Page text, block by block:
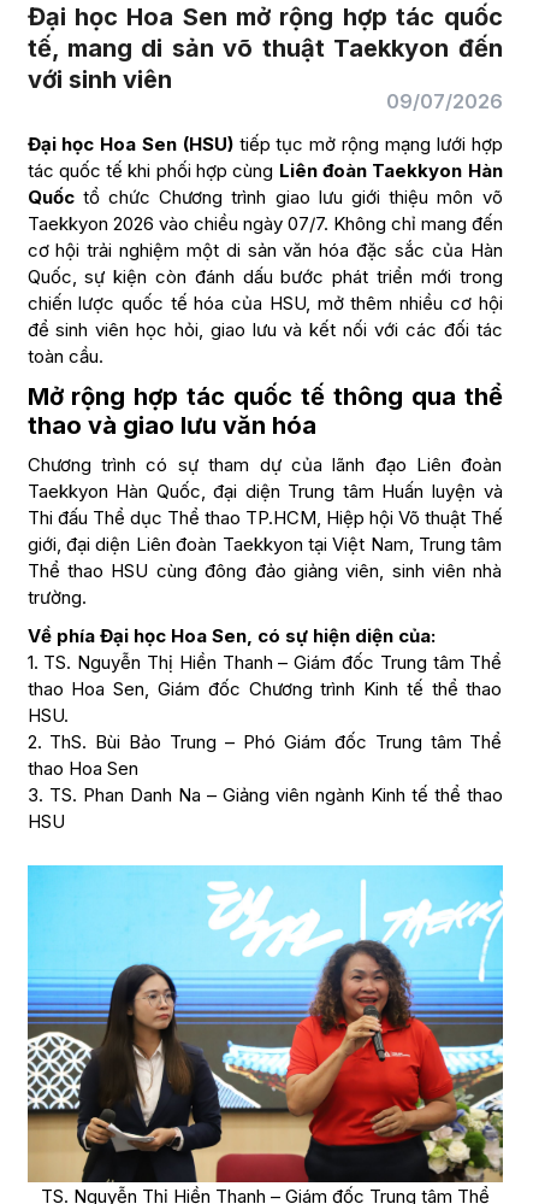
Đại học Hoa Sen mở rộng hợp tác quốc
tế, mang di sản võ thuật Taekkyon đến
với sinh viên
09/07/2026
Đại học Hoa Sen (HSU)tiếp tục mở rộng mạng lưới hợp
tác quốc tế khi phối hợp cùng Liên đoàn Taekkyon Hàn
Quốctổ chức Chương trình giao lưu giới thiệu môn võ
Taekkyon 2026 vào chiều ngày 07/7. Không chỉ mang đến
cơ hội trải nghiệm một di sản văn hóa đặc sắc của Hàn
Quốc, sự kiện còn đánh dấu bước phát triển mới trong
chiến lược quốc tế hóa của HSU, mở thêm nhiều cơ hội
để sinh viên học hỏi, giao lưu và kết nối với các đối tác
toàn cầu.
Mở rộng hợp tác quốc tế thông qua thể
thao và giao lưu văn hóa
Chương trình có sự tham dự của lãnh đạo Liên đoàn
Taekkyon Hàn Quốc, đại diện Trung tâm Huấn luyện và
Thi đấu Thể dục Thể thao TP.HCM, Hiệp hội Võ thuật Thế
giới, đại diện Liên đoàn Taekkyon tại Việt Nam, Trung tâm
Thể thao HSU cùng đông đảo giảng viên, sinh viên nhà
trường.
Về phía Đại học Hoa Sen, có sự hiện diện của:
1. TS. Nguyễn Thị Hiền Thanh – Giám đốc Trung tâm Thể
thao Hoa Sen, Giám đốc Chương trình Kinh tế thể thao
HSU.
2. ThS. Bùi Bảo Trung – Phó Giám đốc Trung tâm Thể
thao Hoa Sen
3. TS. Phan Danh Na – Giảng viên ngành Kinh tế thể thao
HSU
TS. Nguyễn Thị Hiền Thanh – Giám đốc Trung tâm Thể